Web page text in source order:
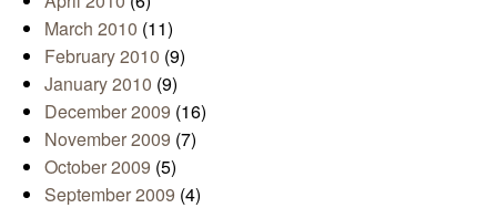
March 2010 (11)
February 2010 (9)
January 2010 (9)
December 2009 (16)
November 2009 (7)
October 2009 (5)
September 2009 (4)